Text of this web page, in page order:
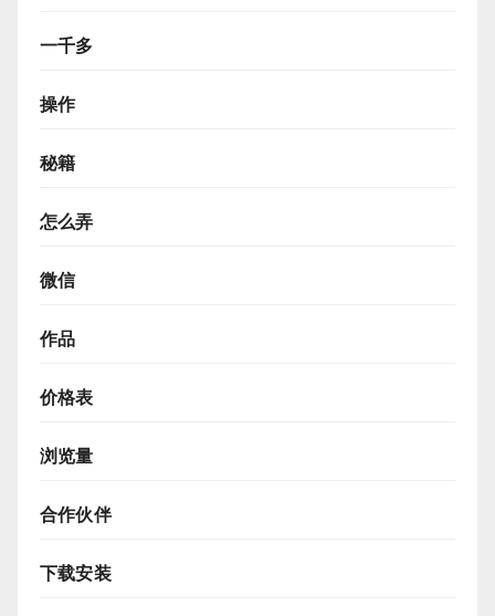
一千多
操作
秘籍
怎么弄
微信
作品
价格表
浏览量
合作伙伴
下载安装